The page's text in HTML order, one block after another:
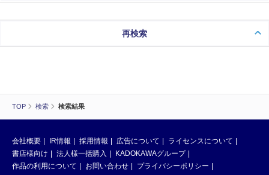
TOP 検索 検索結果
再検索
会社概要 IR情報 採用情報 広告について
ライセンスについて
書店様向け
法人様一括購入
KADOKAWAグループ
作品の利用について
お問い合わせ
プライバシーポリシー